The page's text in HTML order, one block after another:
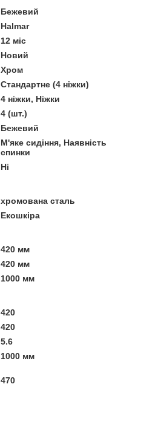
Бежевий
Halmar
12 міс
Новий
Хром
Стандартне (4 ніжки)
4 ніжки, Ніжки
4 (шт.)
Бежевий
М'яке сидіння, Наявність
спинки
Ні
хромована сталь
Екошкіра
420 мм
420 мм
1000 мм
420
420
5.6
1000 мм
470